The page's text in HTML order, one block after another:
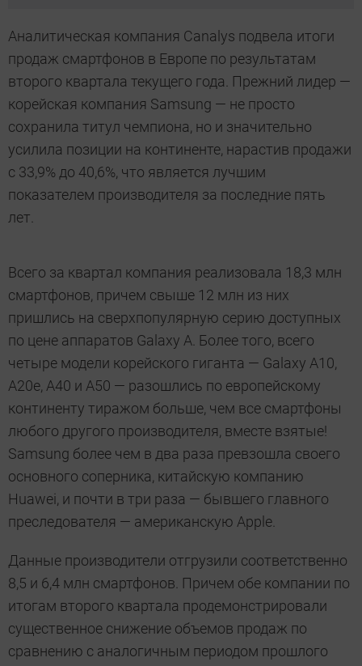
Аналитическая компания Canalys подвела итоги
продаж смартфонов в Европе по результатам
второго квартала текущего года. Прежний лидер —
корейская компания Samsung — не просто
сохранила титул чемпиона, но и значительно
усилила позиции на континенте, нарастив продажи
с 33,9% до 40,6%, что является лучшим
показателем производителя за последние пять
лет.
Всего за квартал компания реализовала 18,3 млн
смартфонов, причем свыше 12 млн из них
пришлись на сверхпопулярную серию доступных
по цене аппаратов Galaxy A. Более того, всего
четыре модели корейского гиганта — Galaxy A10,
A20e, A40 и A50 — разошлись по европейскому
континенту тиражом больше, чем все смартфоны
любого другого производителя, вместе взятые!
Samsung более чем в два раза превзошла своего
основного соперника, китайскую компанию
Huawei, и почти в три раза — бывшего главного
преследователя — американскую Apple.
Данные производители отгрузили соответственно
8,5 и 6,4 млн смартфонов. Причем обе компании по
итогам второго квартала продемонстрировали
существенное снижение объемов продаж по
сравнению с аналогичным периодом прошлого